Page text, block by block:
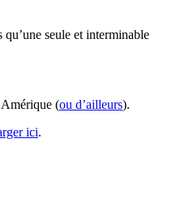
seule et interminable
(ou d’ailleurs).
ici.